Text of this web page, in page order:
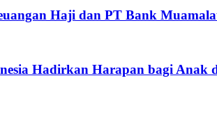
Haji dan PT Bank
Hadirkan Harapan bagi Anak